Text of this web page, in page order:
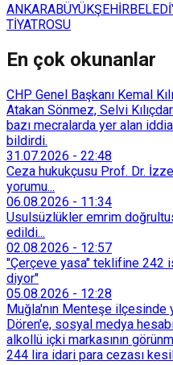
ANKARABÜYÜKŞEHİR
TİYATROSU
En çok okunanlar
CHP Genel Başkanı Kemal
Atakan Sönmez, Selvi
bazı mecralarda yer alan
bildirdi.
31.07.2026 - 22:48
Ceza hukukçusu Prof. Dr.
yorumu...
06.08.2026 - 11:34
Usulsüzlükler emrim
edildi...
02.08.2026 - 12:57
"Çerçeve yasa" teklifine 242
diyor"
05.08.2026 - 12:28
Muğla'nın Menteşe ilçesinde
Dören'e, sosyal medya
alkollü içki markasının
244 lira idari para cezası